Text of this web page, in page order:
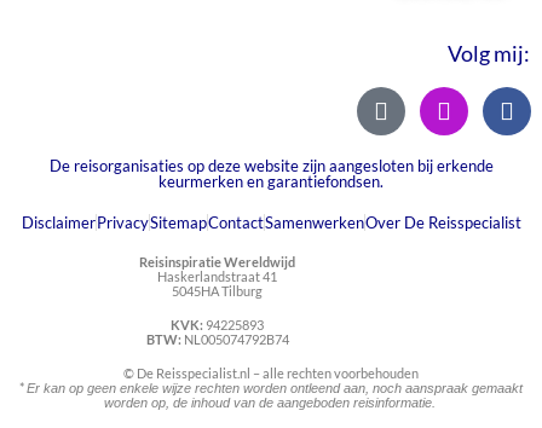
Volg mij:
De reisorganisaties op deze website zijn aangesloten bij erkende
keurmerken en garantiefondsen.
DisclaimerPrivacySitemapContactSamenwerkenOver De Reisspecialist
Reisinspiratie Wereldwijd
Haskerlandstraat 41
5045HA Tilburg
KVK: 94225893
BTW: NL005074792B74
© De Reisspecialist.nl – alle rechten voorbehouden
*Er kan op geen enkele wijze rechten worden ontleend aan, noch aanspraak gemaakt
worden op, de inhoud van de aangeboden reisinformatie.